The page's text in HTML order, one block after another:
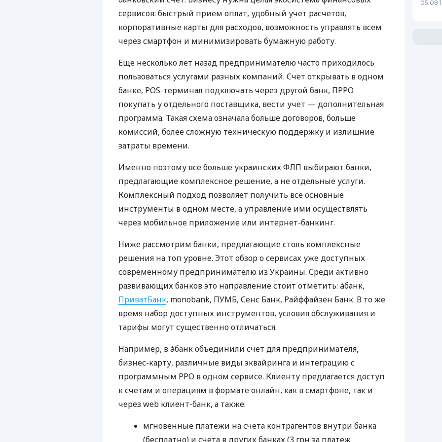
сервисов: быстрый прием оплат, удобный учет расчетов,
корпоративные карты для расходов, возможность управлять всем
через смартфон и минимизировать бумажную работу.
Еще несколько лет назад предпринимателю часто приходилось
пользоваться услугами разных компаний. Счет открывать в одном
банке, POS-терминал подключать через другой банк, ПРРО
покупать у отдельного поставщика, вести учет — дополнительная
программа. Такая схема означала больше договоров, больше
комиссий, более сложную техническую поддержку и излишние
затраты времени.
Именно поэтому все больше украинских ФЛП выбирают банки,
предлагающие комплексное решение, а не отдельные услуги.
Комплексный подход позволяет получить все основные
инструменты в одном месте, а управление ими осуществлять
через мобильное приложение или интернет-банкинг.
Ниже рассмотрим банки, предлагающие столь комплексные
решения на топ уровне. Этот обзор о сервисах уже доступных
современному предпринимателю из Украины. Среди активно
развивающих банков это направление стоит отметить: àбанк,
ПриватБанк, monobank, ПУМБ, Сенс Банк, Райффайзен Банк. В то же
время набор доступных инструментов, условия обслуживания и
тарифы могут существенно отличаться.
Например, в àбанк объединили счет для предпринимателя,
бизнес-карту, различные виды эквайринга и интеграцию с
программным РРО в одном сервисе. Клиенту предлагается доступ
к счетам и операциям в формате онлайн, как в смартфоне, так и
через web клиент-банк, а также:
мгновенные платежи на счета контрагентов внутри банка
(бесплатно) и счета в других банках (3 грн за платеж
05.08